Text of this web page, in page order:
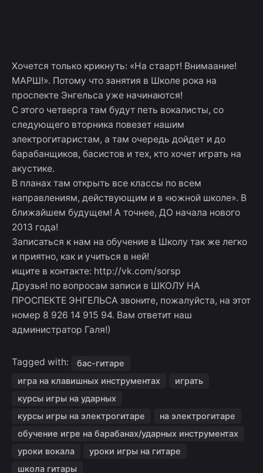
Хочется только крикнуть: «На стаарт! Внимаание!
МАРШ!». Потому что занятия в Школе рока на
проспекте Энгельса уже начинаются!
С этого четверга там будут петь вокалисты, со
следующего вторника повезет нашим
электрогитаристам, а там очередь дойдет и до
барабанщиков, басистов и тех, кто хочет играть на
акустике.
В планах там открыть все классы по всем
направлениям, действующим и в «южной школе». В
ближайшем будущем! А точнее, ДО начала нового
2013 года!
Записаться к нам на обучение в Школу так же легко
и приятно, как и учиться в ней!
ищите в контакте: http://vk.com/sorsp
Друзья! по вопросам записи в ШКОЛУ НА
ПРОСПЕКТЕ ЭНГЕЛЬСА звоните, пожалуйста, на этот
номер 8 926 14 915 94. Вам ответит наш
администратор Галя!)
Tagged with:
бас-гитаре
игра на клавишных инструментах
играть
курсы игры на ударных
курсы игры на электрогитаре
на электрогитаре
обучение игре на барабанах/ударных инструментах
уроки вокала
уроки игры на гитаре
школа гитары